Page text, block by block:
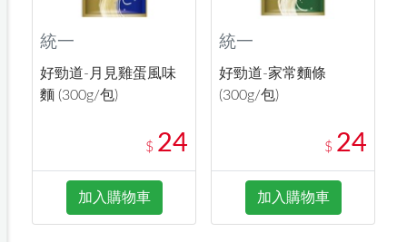
統一
好勁道-月見雞蛋風味
麵 (300g/包)
$ 24
加入購物車
統一
好勁道-家常麵條
(300g/包)
$ 24
加入購物車